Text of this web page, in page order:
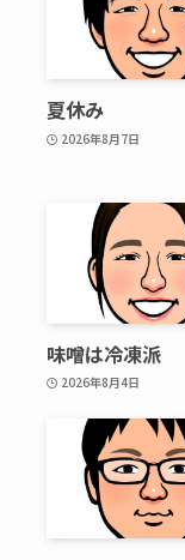
夏休み
2026年8月7日
味噌は冷凍派
2026年8月4日